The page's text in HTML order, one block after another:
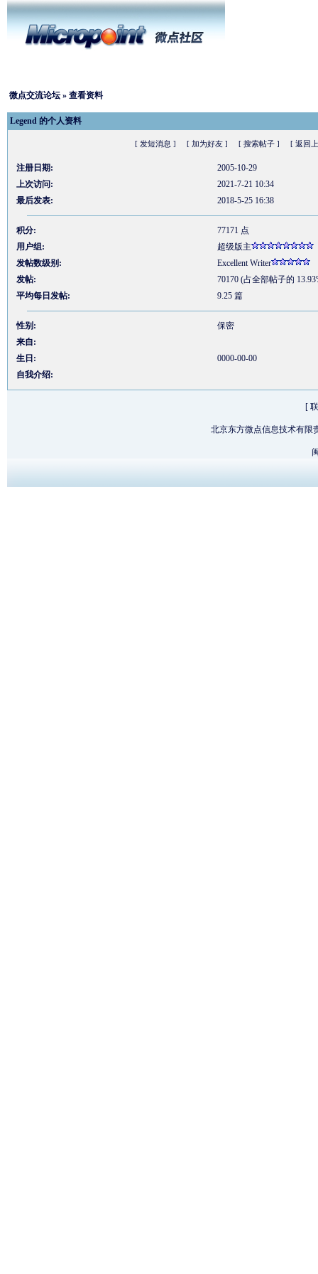
微点交流论坛 » 查看资料
Legend 的个人资料
[ 发短消息 ] [ 加为好友 ] [ 搜索帖子 ] [ 返回
注册日期:
2005-10-29
上次访问:
2021-7-21 10:34
最后发表:
2018-5-25 16:38
积分:
77171 点
用户组:
超级版主
发帖数级别:
Excellent Writer
发帖:
70170 (占全部帖子的
平均每日发帖:
9.25 篇
性别:
保密
来自:
生日:
0000-00-00
自我介绍:
[
北京东方微点信息技术有限